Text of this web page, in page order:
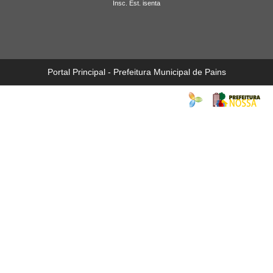
Insc. Est. isenta
Portal Principal - Prefeitura Municipal de Pains